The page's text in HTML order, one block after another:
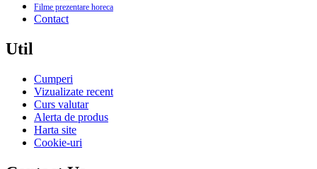
Filme prezentare horeca
Contact
Util
Cumperi
Vizualizate recent
Curs valutar
Alerta de produs
Harta site
Cookie-uri